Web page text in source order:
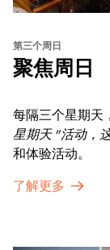
第三个周日
聚焦周日
每隔三个星期天
星期天 "活动，
和体验活动。
了解更多